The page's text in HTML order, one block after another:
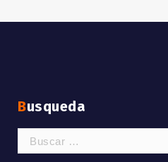
Busqueda
Buscar: